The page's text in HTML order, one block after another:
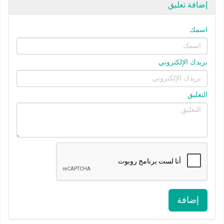
إضافة تعليق
اسمك
بريدك الإلكتروني
التعليق
إضافة